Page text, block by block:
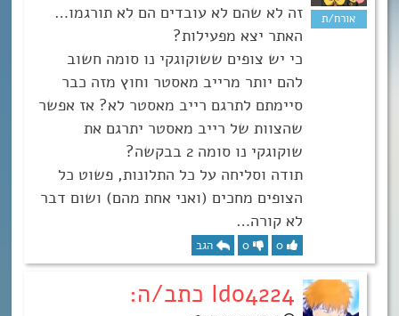
זה לא שהם לא עובדים הם לא תורגמו…
האתר יצא מפעילות?
כי יש צופים ששוקוגקי נו סומה חשוב
להם יותר מרייב מאסטר וחוץ מזה כבר
סיימתם לתרגם רייב מאסטר לא? אז אפשר
שהצוות של רייב מאסטר יתרגם את
שוקוגקי נו סומה 2 בבקשה?
תודה וסליחה על כל התלונות, פשוט כל
הצופים מחכים (ואני אחת מהם) ושום דבר
לא קורה…
0
0 הגב
Ido4224 כתב/ה: